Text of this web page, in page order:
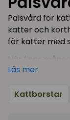
Pälsvård för
katter och
för katter med
Här finns
pälsvård;
Borsta gärna
Läs mer
Kattborstar